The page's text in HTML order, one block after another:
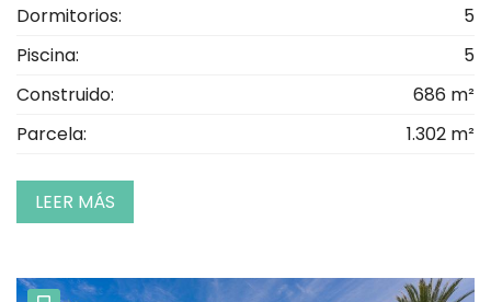
Dormitorios:
5
Piscina:
5
Construido:
686 m²
Parcela:
1.302 m²
LEER MÁS